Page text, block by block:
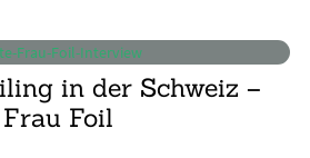
in der Schweiz –
Foil